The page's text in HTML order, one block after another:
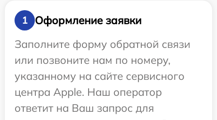
1
Оформление заявки
Заполните форму обратной связи
или позвоните нам по номеру,
указанному на сайте сервисного
центра Apple. Наш оператор
ответит на Ваш запрос для